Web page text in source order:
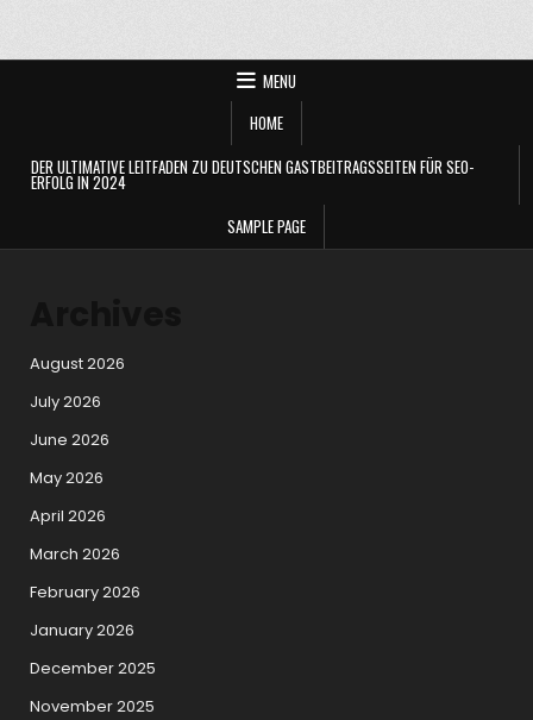
MENU
HOME
DER ULTIMATIVE LEITFADEN ZU DEUTSCHEN GASTBEITRAGSSEITEN FÜR SEO-
ERFOLG IN 2024
SAMPLE PAGE
August 2026
July 2026
June 2026
May 2026
April 2026
March 2026
February 2026
January 2026
December 2025
November 2025